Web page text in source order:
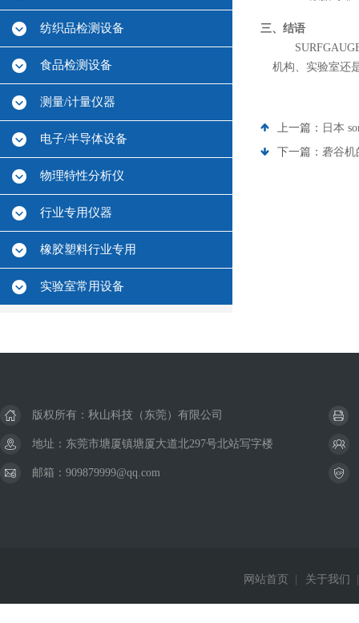
纺织品检测设备
食品检测设备
测量/计量仪器
电子/半导体设备
物理特性分析仪
行业专用仪器
橡胶塑料行业专用
实验室常用设备
三、结语
机构、实验室还
上一篇： 日本
下一篇： 砻谷机
版权所有：秋山科技（东莞）有限公司
地址：东莞市塘厦镇塘厦大道北297号北站写字楼
邮箱：909879999@qq.com
网站首页 关于我们